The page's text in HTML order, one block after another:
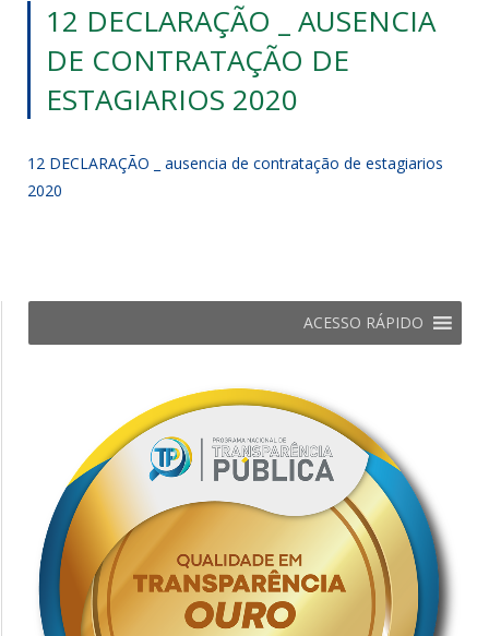
12 DECLARAÇÃO _ AUSENCIA
DE CONTRATAÇÃO DE
ESTAGIARIOS 2020
12 DECLARAÇÃO _ ausencia de contratação de estagiarios
2020
ACESSO RÁPIDO